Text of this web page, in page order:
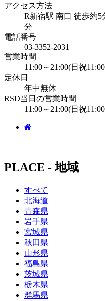
アクセス方法
R新宿駅 南口 徒歩約
分
電話番号
03-3352-2031
営業時間
11:00～21:00(日祝
定休日
年中無休
RSD当日の営業時間
11:00～21:00(日祝
PLACE - 地域
すべて
北海道
青森県
岩手県
宮城県
秋田県
山形県
福島県
茨城県
栃木県
群馬県